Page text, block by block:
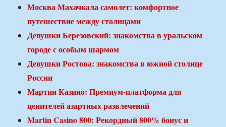
Москва Махачкала самолет: комфортное
путешествие между столицами
Девушки Березовский: знакомства в уральском
городе с особым шармом
Девушки Ростова: знакомства в южной столице
России
Мартин Казино: Премиум-платформа для
ценителей азартных развлечений
Martin Casino 800: Рекордный 800% бонус и